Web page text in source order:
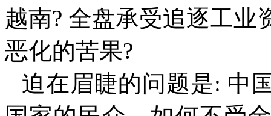
越南? 全盘承受追逐工业
恶化的苦果?
迫在眉睫的问题是: 中